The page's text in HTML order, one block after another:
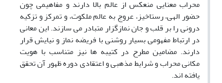
محراب معنایی منعکس از عالم بالا دارند و مفاهیمی چون
حضور الهی، رستاخیز، عروج به عالم ملکوت، و تمرکز و تزکیه
درونی را بر قلب و جان نمازگزار متبادر می سازند. این معانی
در ارتباط مفهومی بسیار روشنی با فریضه نماز و نیایش قرار
دارند. مضامین مطرح در کتیبه ها نیز متناسب با هویت
مکانی محراب و شرایط مذهبی و اعتقادی دوره ظهور آن تحقق
یافته اند.